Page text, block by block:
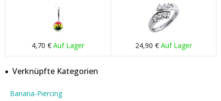
4,70 € Auf Lager 24,90 € Auf Lager
Verknüpfte Kategorien
Banana-Piercing